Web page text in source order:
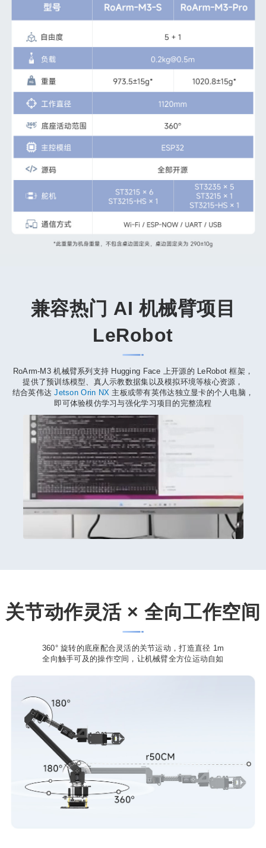
兼容热门 AI 机械臂项目
LeRobot
RoArm-M3 机械臂系列支持 Hugging Face 上开源的 LeRobot 框架，
提供了预训练模型、真人示教数据集以及模拟环境等核心资源，
结合英伟达Jetson Orin NX 主板或带有英伟达独立显卡的个人电脑，
即可体验模仿学习与强化学习项目的完整流程
关节动作灵活 × 全向工作空间
360° 旋转的底座配合灵活的关节运动，打造直径 1m
全向触手可及的操作空间，让机械臂全方位运动自如